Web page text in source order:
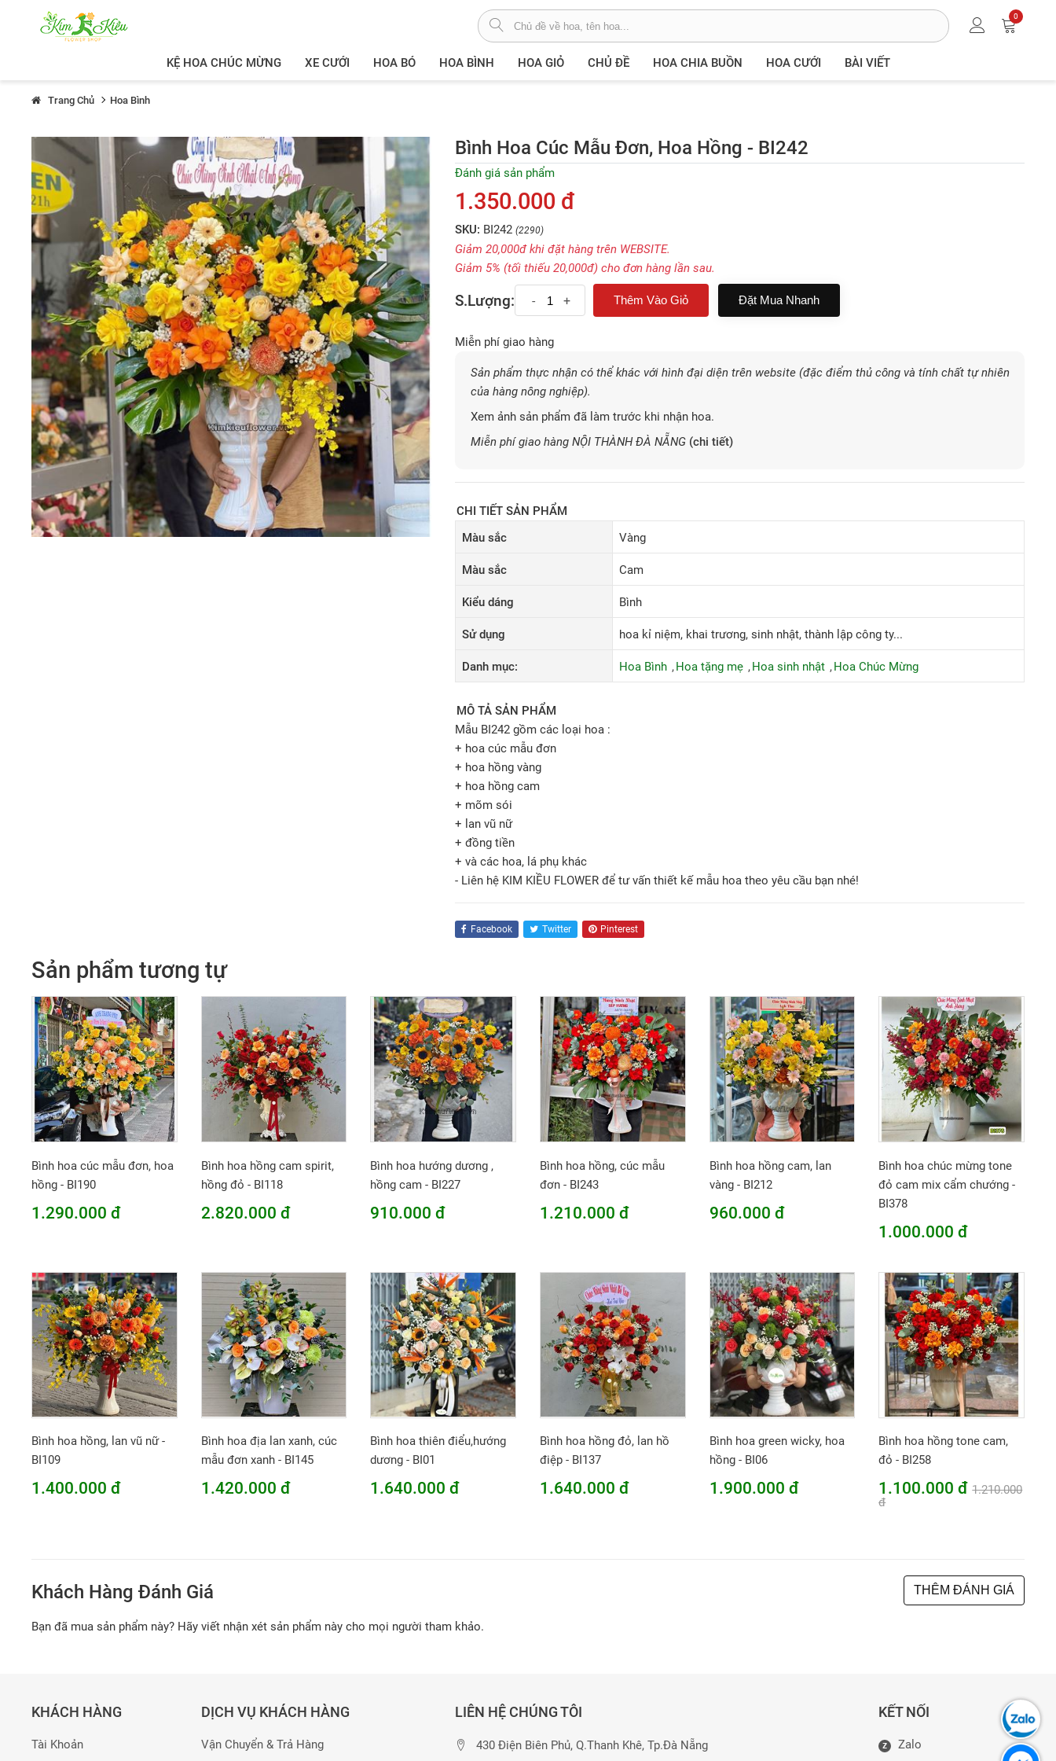
0
KỆ HOA CHÚC MỪNG XE CƯỚI HOA BÓ HOA BÌNH HOA GIỎ CHỦ ĐỀ HOA CHIA BUỒN HOA CƯỚI BÀI VIẾT
Trang Chủ Hoa Bình
Bình Hoa Cúc Mẫu Đơn, Hoa Hồng - BI242
Đánh giá sản phẩm
1.350.000 đ
SKU: BI242 (2290)
Giảm 20,000đ khi đặt hàng trên WEBSITE.
Giảm 5% (tối thiếu 20,000đ) cho đơn hàng lần sau.
S.Lượng: - + Đặt Mua Nhanh
Miễn phí giao hàng
Sản phẩm thực nhận có thể khác với hình đại diện trên website (đặc điểm thủ công và tính chất tự nhiên
của hàng nông nghiệp).
Xem ảnh sản phẩm đã làm trước khi nhận hoa.
Miễn phí giao hàng NỘI THÀNH ĐÀ NẴNG (chi tiết)
CHI TIẾT SẢN PHẨM
Màu sắc
Vàng
Màu sắc Cam
Kiểu dáng Bình
Sử dụng hoa kỉ niệm, khai trương, sinh nhật, thành lập công ty...
Danh mục: Hoa Bình Hoa tặng mẹ Hoa sinh nhật Hoa Chúc Mừng
MÔ TẢ SẢN PHẨM
Mẫu BI242 gồm các loại hoa :
+ hoa cúc mẫu đơn
+ hoa hồng vàng
+ hoa hồng cam
+ mõm sói
+ lan vũ nữ
+ đồng tiền
+ và các hoa, lá phụ khác
- Liên hệ KIM KIỀU FLOWER để tư vấn thiết kế mẫu hoa theo yêu cầu bạn nhé!
Facebook Twitter Pinterest
Sản phẩm tương tự
Bình hoa cúc mẫu đơn, hoa
hồng - BI190
1.290.000 đ
Bình hoa hồng cam spirit,
hồng đỏ - BI118
2.820.000 đ
Bình hoa hướng dương ,
hồng cam - BI227
910.000 đ
Bình hoa hồng, cúc mẫu
đơn - BI243
1.210.000 đ
Bình hoa hồng cam, lan
vàng - BI212
960.000 đ
Bình hoa chúc mừng tone
đỏ cam mix cẩm chướng -
BI378
1.000.000 đ
Bình hoa hồng, lan vũ nữ -
BI109
1.400.000 đ
Bình hoa địa lan xanh, cúc
mẫu đơn xanh - BI145
1.420.000 đ
Bình hoa thiên điểu,hướng
dương - BI01
1.640.000 đ
Bình hoa hồng đỏ, lan hồ
điệp - BI137
1.640.000 đ
Bình hoa green wicky, hoa
hồng - BI06
1.900.000 đ
Bình hoa hồng tone cam,
đỏ - BI258
1.100.000 đ 1.210.000
đ
Khách Hàng Đánh Giá THÊM ĐÁNH GIÁ
Bạn đã mua sản phẩm này? Hãy viết nhận xét sản phẩm này cho mọi người tham khảo.
KHÁCH HÀNG
Tài Khoản
DỊCH VỤ KHÁCH HÀNG
Vận Chuyển & Trả Hàng
LIÊN HỆ CHÚNG TÔI
430 Điện Biên Phủ, Q.Thanh Khê, Tp.Đà Nẵng
KẾT NỐI
Z Zalo